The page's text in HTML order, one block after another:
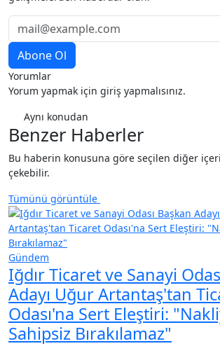
Yorumlar
Yorum yapmak için giriş yapmalısınız.
Aynı konudan
Benzer Haberler
Bu haberin konusuna göre seçilen diğer
çekebilir.
Tümünü görüntüle
Gündem
Iğdır Ticaret ve Sanayi
Adayı Uğur Artantaş'tan
Odası'na Sert Eleştiri:
Sahipsiz Bırakılamaz"